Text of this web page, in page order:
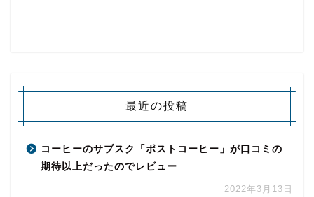
最近の投稿
コーヒーのサブスク「ポストコーヒー」が口コミの
期待以上だったのでレビュー
2022年3月13日